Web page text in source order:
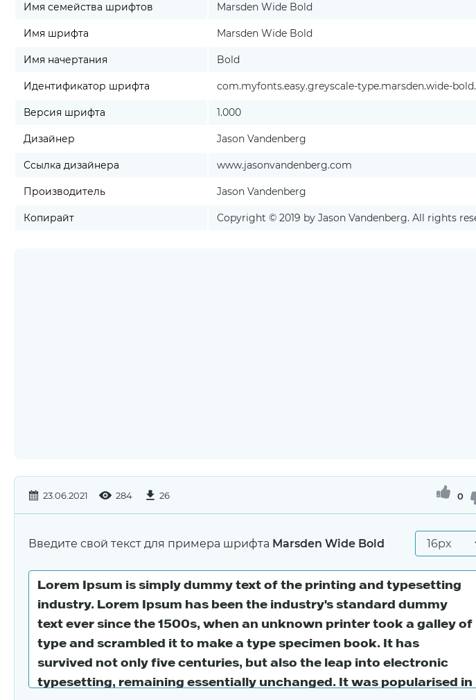
Имя семейства шрифтов Marsden Wide Bold
Имя шрифта Marsden Wide Bold
Имя начертания Bold
Идентификатор шрифта com.myfonts.easy.greyscale-type.marsden.wide-
Версия шрифта 1.000
Дизайнер Jason Vandenberg
Ссылка дизайнера www.jasonvandenberg.com
Производитель Jason Vandenberg
Копирайт Copyright © 2019 by Jason Vandenberg. All rights
23.06.2021 284 26 0
Введите свой текст для примера шрифта Marsden Wide Bold